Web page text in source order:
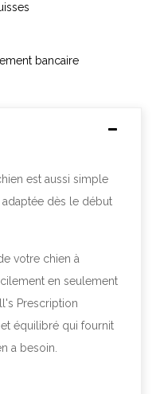
bancaire
est aussi simple
adaptée dès le début
votre chien à
en seulement
Prescription
équilibré qui fournit
a besoin.